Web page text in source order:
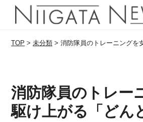
TOP > 未分類 > 消防隊員のトレーニングを
消防隊員のトレー
駆け上がる「どん